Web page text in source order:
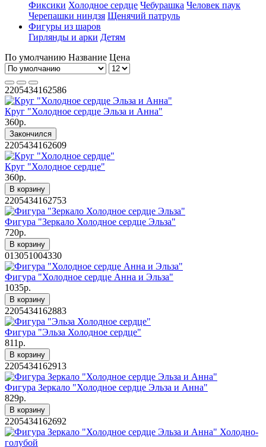
Фиксики Холодное сердце Чебурашка Человек паук
Черепашки ниндзя Щенячий патруль
Фигуры из шаров
Гирлянды и арки Детям
По умолчанию Название Цена
2205434162586
Круг "Холодное сердце Эльза и Анна"
360р.
Закончился
2205434162609
Круг "Холодное сердце"
360р.
В корзину
2205434162753
Фигура "Зеркало Холодное сердце Эльза"
720р.
В корзину
013051004330
Фигура "Холодное сердце Анна и Эльза"
1035р.
В корзину
2205434162883
Фигура "Эльза Холодное сердце"
811р.
В корзину
2205434162913
Фигура Зеркало "Холодное сердце Эльза и Анна"
829р.
В корзину
2205434162692